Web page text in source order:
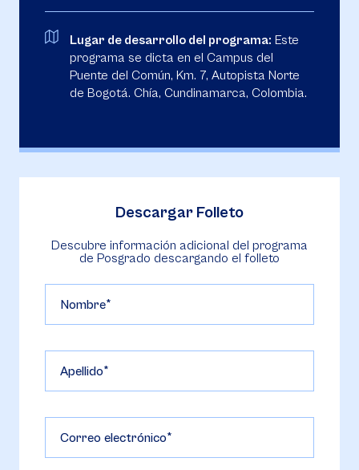
Lugar de desarrollo del programa: Este
programa se dicta en el Campus del
Puente del Común, Km. 7, Autopista Norte
de Bogotá. Chía, Cundinamarca, Colombia.
Descargar Folleto
Descubre información adicional del programa
de Posgrado descargando el folleto
Nombre
Apellido
Correo electrónico